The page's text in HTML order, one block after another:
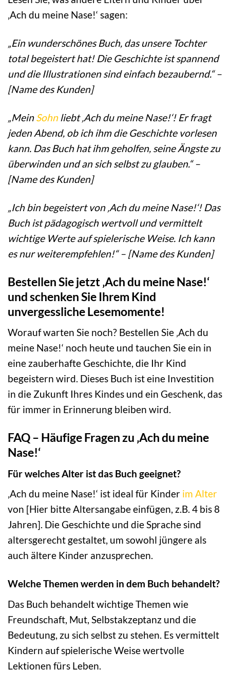
‚Ach du meine Nase!‘ sagen:
„Ein wunderschönes Buch, das unsere Tochter
total begeistert hat! Die Geschichte ist spannend
und die Illustrationen sind einfach bezaubernd.“ –
[Name des Kunden]
„MeinSohnliebt ‚Ach du meine Nase!‘! Er fragt
jeden Abend, ob ich ihm die Geschichte vorlesen
kann. Das Buch hat ihm geholfen, seine Ängste zu
überwinden und an sich selbst zu glauben.“ –
[Name des Kunden]
„Ich bin begeistert von ‚Ach du meine Nase!‘! Das
Buch ist pädagogisch wertvoll und vermittelt
wichtige Werte auf spielerische Weise. Ich kann
es nur weiterempfehlen!“ – [Name des Kunden]
Bestellen Sie jetzt ‚Ach du meine Nase!‘
und schenken Sie Ihrem Kind
unvergessliche Lesemomente!
Worauf warten Sie noch? Bestellen Sie ‚Ach du
meine Nase!‘ noch heute und tauchen Sie ein in
eine zauberhafte Geschichte, die Ihr Kind
begeistern wird. Dieses Buch ist eine Investition
in die Zukunft Ihres Kindes und ein Geschenk, das
für immer in Erinnerung bleiben wird.
FAQ – Häufige Fragen zu ‚Ach du meine
Nase!‘
Für welches Alter ist das Buch geeignet?
‚Ach du meine Nase!‘ ist ideal für Kinder im Alter
von [Hier bitte Altersangabe einfügen, z.B. 4 bis 8
Jahren]. Die Geschichte und die Sprache sind
altersgerecht gestaltet, um sowohl jüngere als
auch ältere Kinder anzusprechen.
Welche Themen werden in dem Buch behandelt?
Das Buch behandelt wichtige Themen wie
Freundschaft, Mut, Selbstakzeptanz und die
Bedeutung, zu sich selbst zu stehen. Es vermittelt
Kindern auf spielerische Weise wertvolle
Lektionen fürs Leben.